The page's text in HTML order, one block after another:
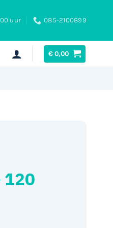
uur 085-2100899
€0,00
120